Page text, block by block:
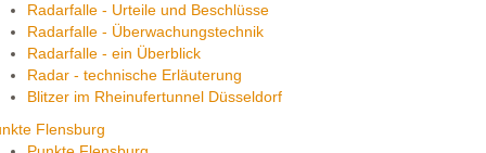
Radarfalle - Urteile und Beschlüsse
Radarfalle - Überwachungstechnik
Radarfalle - ein Überblick
Radar - technische Erläuterung
Blitzer im Rheinufertunnel Düsseldorf
Flensburg